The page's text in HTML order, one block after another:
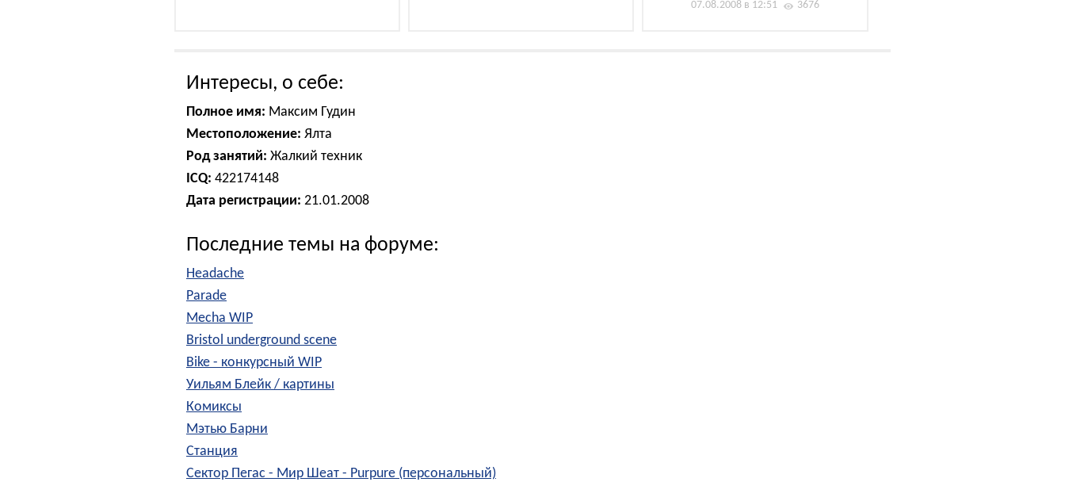
07.08.2008 в 12:51 3676
Интересы, о себе:
Полное имя: Максим Гудин
Местоположение: Ялта
Род занятий: Жалкий техник
ICQ: 422174148
Дата регистрации: 21.01.2008
Последние темы на форуме:
Headache
Parade
Mecha WIP
Bristol underground scene
Bike - конкурсный WIP
Уильям Блейк / картины
Комиксы
Мэтью Барни
Станция
Сектор Пегас - Мир Шеат - Purpure (персональный)